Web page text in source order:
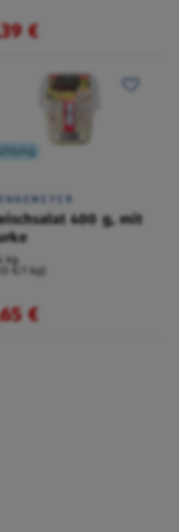
€
400 g, mit
kg
€/1 kg)
€